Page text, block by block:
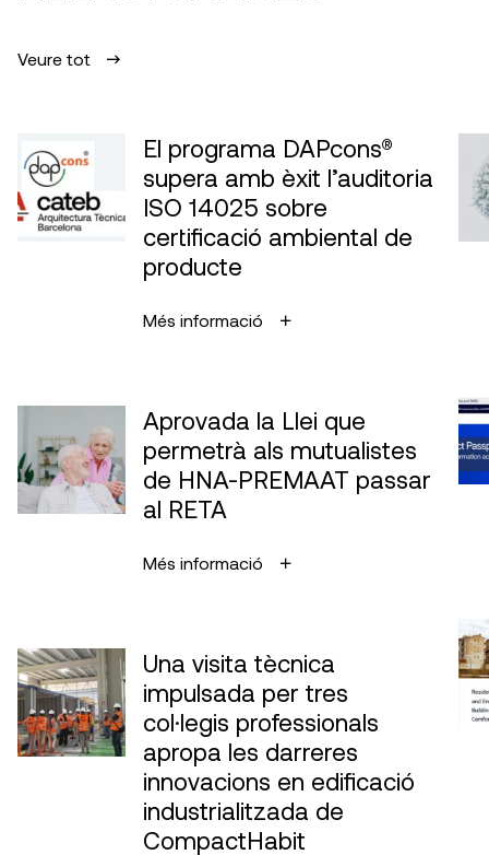
Veure tot
El programa DAPcons®
supera amb èxit l’auditoria
ISO 14025 sobre
certificació ambiental de
producte
Més informació
Aprovada la Llei que
permetrà als mutualistes
de HNA-PREMAAT passar
al RETA
Més informació
Una visita tècnica
impulsada per tres
col·legis professionals
apropa les darreres
innovacions en edificació
industrialitzada de
CompactHabit